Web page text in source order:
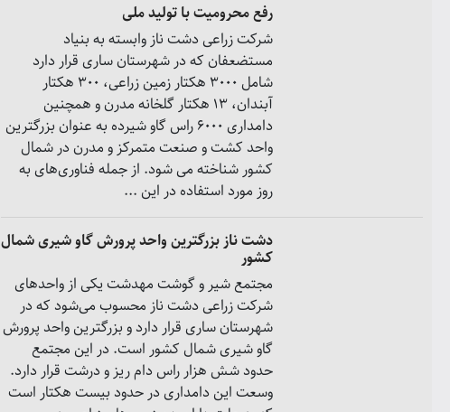
رفع محرومیت با تولید ملی
شرکت زراعی دشت ناز وابسته به بنیاد
مستضعفان که در شهرستان ساری قرار دارد
شامل 3000 هکتار زمین زراعی، 300 هکتار
آبندان، 13 هکتار گلخانه مدرن و همچنین
دامداری 6000 راس گاو شیرده به عنوان بزرگترین
واحد کشت و صنعت متمرکز و مدرن در شمال
کشور شناخته می شود. از جمله فناوری‌های به
روز مورد استفاده در این ...
دشت ناز بزرگترین واحد پرورش گاو شیری شمال
کشور
مجتمع شیر و گوشت مهدشت یکی از واحدهای
شرکت زراعی دشت ناز محسوب می‌شود که در
شهرستان ساری قرار دارد و بزرگترین واحد پرورش
گاو شیری شمال کشور است. در این مجتمع
حدود شش هزار راس دام ریز و درشت قرار دارد.
وسعت این دامداری در حدود بیست هکتار است